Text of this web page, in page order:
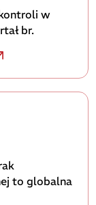
w
br.
to globalna